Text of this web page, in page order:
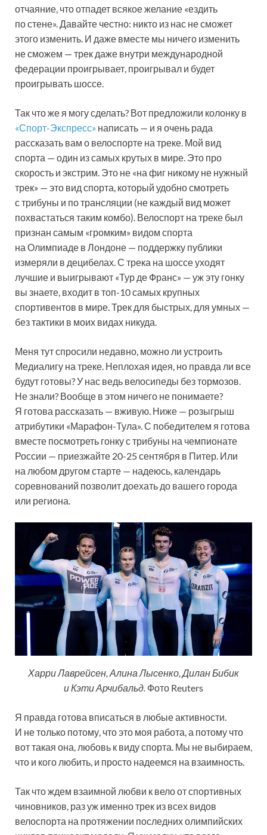
отчаяние, что отпадет всякое желание «ездить
по стене». Давайте честно: никто из нас не сможет
этого изменить. И даже вместе мы ничего изменить
не сможем — трек даже внутри международной
федерации проигрывает, проигрывал и будет
проигрывать шоссе.
Так что же я могу сделать? Вот предложили колонку в
«Спорт-Экспресс» написать — и я очень рада
рассказать вам о велоспорте на треке. Мой вид
спорта — один из самых крутых в мире. Это про
скорость и экстрим. Это не «на фиг никому не нужный
трек» — это вид спорта, который удобно смотреть
с трибуны и по трансляции (не каждый вид может
похвастаться таким комбо). Велоспорт на треке был
признан самым «громким» видом спорта
на Олимпиаде в Лондоне — поддержку публики
измеряли в децибелах. С трека на шоссе уходят
лучшие и выигрывают «Тур де Франс» — уж эту гонку
вы знаете, входит в топ-10 самых крупных
спортивентов в мире. Трек для быстрых, для умных —
без тактики в моих видах никуда.
Меня тут спросили недавно, можно ли устроить
Медиалигу на треке. Неплохая идея, но правда ли все
будут готовы? У нас ведь велосипеды без тормозов.
Не знали? Вообще в этом ничего не понимаете?
Я готова рассказать — вживую. Ниже — розыгрыш
атрибутики «Марафон-Тула». С победителем я готова
вместе посмотреть гонку с трибуны на чемпионате
России — приезжайте 20-25 сентября в Питер. Или
на любом другом старте — надеюсь, календарь
соревнований позволит доехать до вашего города
или региона.
Харри Лаврейсен, Алина Лысенко, Дилан Бибик
и Кэти Арчибальд. Фото Reuters
Я правда готова вписаться в любые активности.
И не только потому, что это моя работа, а потому что
вот такая она, любовь к виду спорта. Мы не выбираем,
что и кого любить, и просто надеемся на взаимность.
Так что ждем взаимной любви к вело от спортивных
чиновников, раз уж именно трек из всех видов
велоспорта на протяжении последних олимпийских